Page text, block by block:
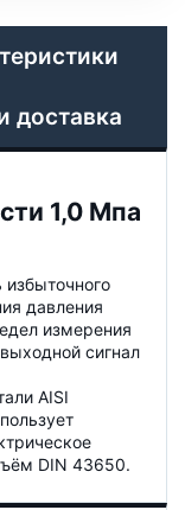
доставка
1,0 Мпа
избыточного
давления
измерения
сигнал
AISI
DIN 43650.